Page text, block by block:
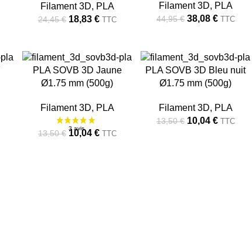
Filament 3D, PLA
24,45€ 18,83 € TTC
Filament 3D, PLA
44,95€ 38,08 € TTC
-26%
URE
PLA SOVB 3D Jaune
Ø1.75 mm (500g)
Filament 3D, PLA
13,50€ 10,04 € TTC
-26%
URE
PLA SOVB 3D Bleu nuit
Ø1.75 mm (500g)
Filament 3D, PLA
13,50€ 10,04 € TTC